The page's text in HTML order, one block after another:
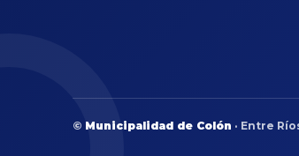
© Municipalidad de Colón · Entre